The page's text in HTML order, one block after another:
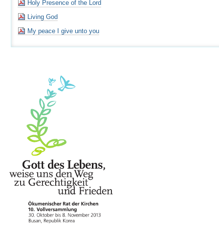
Holy Presence of the Lord
Living God
My peace I give unto you